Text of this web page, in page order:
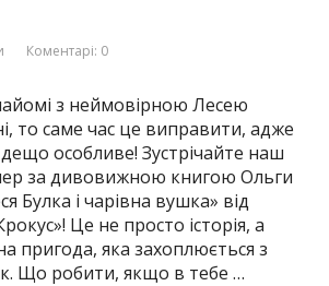
Коментарі: 0
з неймовірною Лесею
то саме час це виправити, адже
особливе! Зустрічайте наш
за дивовижною книгою Ольги
Булка і чарівна вушка» від
Це не просто історія, а
пригода, яка захоплюється з
Що робити, якщо в тебе …